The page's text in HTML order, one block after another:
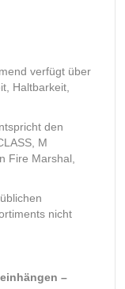
verfügt über
Haltbarkeit,
den
M
Fire Marshal,
nicht
–